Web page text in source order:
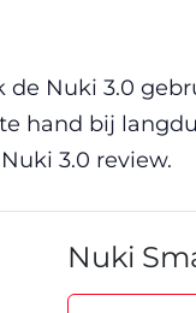
de Nuki 3.0
hand bij
3.0 review.
Nuki